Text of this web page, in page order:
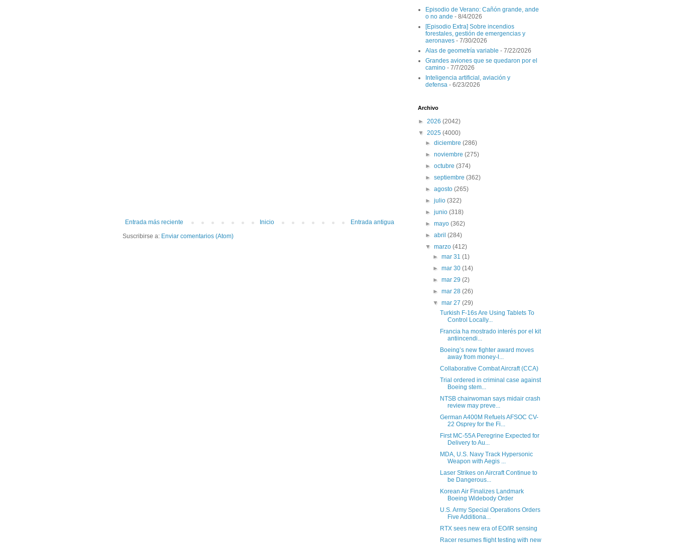
Entrada más reciente Entrada antigua
Inicio
Suscribirse a: Enviar comentarios (Atom)
Episodio de Verano: Cañón grande, ande
o no ande - 8/4/2026
[Episodio Extra] Sobre incendios
forestales, gestión de emergencias y
aeronaves - 7/30/2026
Alas de geometría variable - 7/22/2026
Grandes aviones que se quedaron por el
camino - 7/7/2026
Inteligencia artificial, aviación y
defensa - 6/23/2026
Archivo
► 2026 (2042)
▼ 2025 (4000)
►diciembre(286)
►noviembre(275)
►octubre(374)
►septiembre(362)
►agosto(265)
►julio(322)
►junio(318)
►mayo(362)
►abril(284)
▼marzo(412)
► mar 31 (1)
► mar 30 (14)
► mar 29 (2)
► mar 28 (26)
▼ mar 27 (29)
Turkish F-16s Are Using Tablets To
Control Locally...
Francia ha mostrado interés por el kit
antiincendi...
Boeing’s new fighter award moves
away from money-l...
Collaborative Combat Aircraft (CCA)
Trial ordered in criminal case against
Boeing stem...
NTSB chairwoman says midair crash
review may preve...
German A400M Refuels AFSOC CV-
22 Osprey for the Fi...
First MC-55A Peregrine Expected for
Delivery to Au...
MDA, U.S. Navy Track Hypersonic
Weapon with Aegis ...
Laser Strikes on Aircraft Continue to
be Dangerous...
Korean Air Finalizes Landmark
Boeing Widebody Order
U.S. Army Special Operations Orders
Five Additiona...
RTX sees new era of EO/IR sensing
Racer resumes flight testing with new